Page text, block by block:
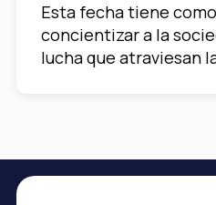
Esta fecha tiene
concientizar a la
lucha que atraviesan